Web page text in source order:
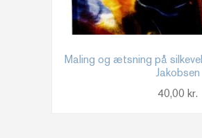
Maling og ætsning på
Jakobsen
40,00 kr.